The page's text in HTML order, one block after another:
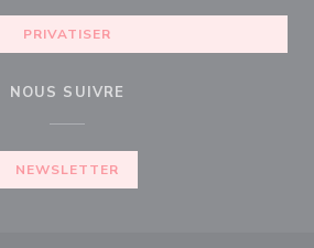
PRIVATISER
NOUS SUIVRE
NEWSLETTER